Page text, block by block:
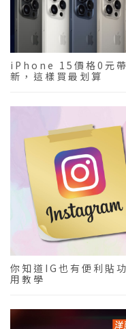
iPhone 15價格0元帶
新，這樣買最划算
你知道IG也有便利貼
用教學